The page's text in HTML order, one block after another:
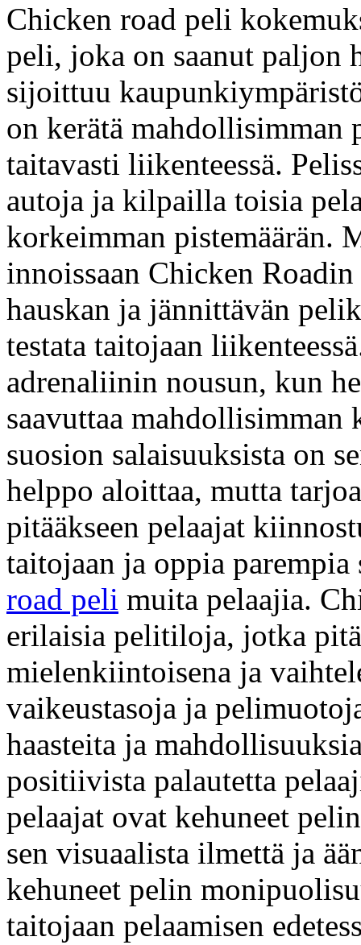
Chicken road peli
peli, joka on saanut paljon
sijoittuu
on kerätä mahdollisimman
taitavasti liikenteessä.
autoja ja kilpailla toisia
korkeimman pistemäärän.
innoissaan Chicken
hauskan ja jännittävän
testata taitojaan
adrenaliinin nousun, kun
saavuttaa mahdollisimman
suosion salaisuuksista on
helppo aloittaa, mutta
pitääkseen pelaajat
taitojaan ja oppia
road peli muita pelaajia.
erilaisia pelitiloja, jotka
mielenkiintoisena ja
vaikeustasoja ja
haasteita ja
positiivista palautetta
pelaajat ovat kehuneet
sen visuaalista ilmettä ja
kehuneet pelin
taitojaan pelaamisen